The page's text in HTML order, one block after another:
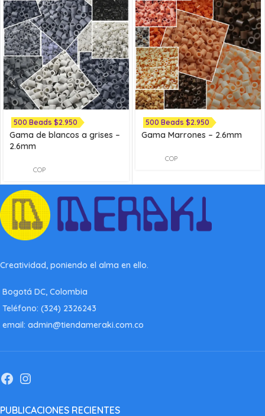
500 Beads $2.950
Gama de blancos a grises –
2.6mm
COP
500 Beads $2.950
Gama Marrones – 2.6mm
COP
Creatividad, poniendo el alma en ello.
Bogotá DC, Colombia
Teléfono: (324) 2326243
email: admin@tiendameraki.com.co
PUBLICACIONES RECIENTES